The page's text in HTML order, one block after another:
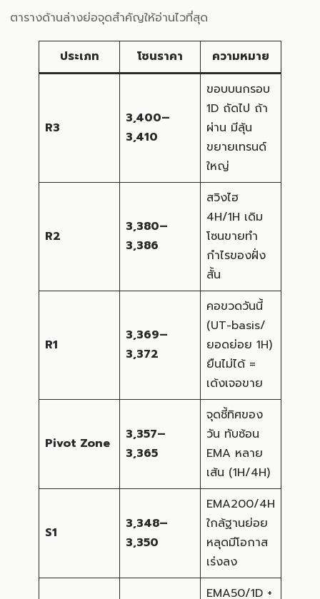
ตารางด้านล่างย่อจุดสำคัญให้อ่านไวที่สุด
ประเภท โซนราคา ความหมาย
R3
3,400–
3,410
ขอบบนกรอบ
1D ถัดไป ถ้า
ผ่าน มีลุ้น
ขยายเทรนด์
ใหญ่
R2
3,380–
3,386
สวิงไฮ
4H/1H เดิม
โซนขายทำ
กำไรของฝั่ง
สั้น
R1
3,369–
3,372
คอขวดวันนี้
(UT-basis/
ยอดย่อย 1H)
ยืนไม่ได้ =
เด้งเจอขาย
Pivot Zone
3,357–
3,365
จุดชี้ทิศของ
วัน ทับซ้อน
EMA หลาย
เส้น (1H/4H)
S1
3,348–
3,350
EMA200/4H
ใกล้ฐานย่อย
หลุดมีโอกาส
เร่งลง
EMA50/1D +